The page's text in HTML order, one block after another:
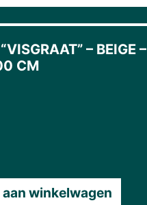
– BEIGE –
CM
winkelwagen